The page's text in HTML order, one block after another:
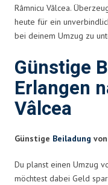
Râmnicu Vâlcea.
heute für ein
bei deinem Umzug zu
Günstige
Erlangen
Vâlcea
Günstige Beiladung
Du planst einen Umzug
möchtest dabei Geld